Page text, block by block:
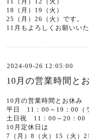
18（月）19（火）
25（月）26（火）です。
11月もよろしくお願いいた
2024-09-26 12:05:00
10月の営業時間と
10月の営業時間とお休み
平日 11：00～19：00（
土日祝 11：00～20：00
10月定休日は
7（月）8（火）15（火）